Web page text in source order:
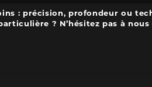
: précision, profondeur ou
? N’hésitez pas à